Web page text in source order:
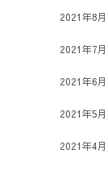
2021年8月
2021年7月
2021年6月
2021年5月
2021年4月